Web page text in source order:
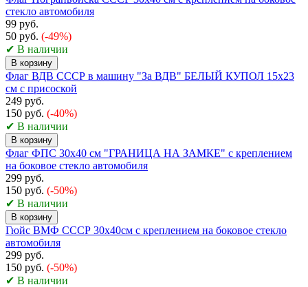
стекло автомобиля
99 руб.
50 руб. (-49%)
✔ В наличии
В корзину
Флаг ВДВ СССР в машину "За ВДВ" БЕЛЫЙ КУПОЛ 15x23
см с присоской
249 руб.
150 руб. (-40%)
✔ В наличии
В корзину
Флаг ФПС 30х40 см "ГРАНИЦА НА ЗАМКЕ" с креплением
на боковое стекло автомобиля
299 руб.
150 руб. (-50%)
✔ В наличии
В корзину
Гюйс ВМФ СССР 30х40см с креплением на боковое стекло
автомобиля
299 руб.
150 руб. (-50%)
✔ В наличии